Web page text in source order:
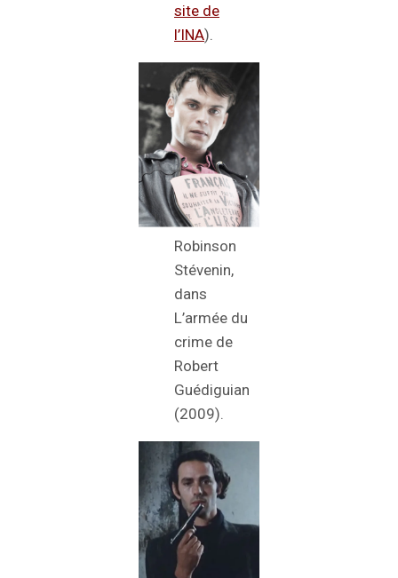
site de
l’INA).
Robinson
Stévenin,
dans
L’armée du
crime de
Robert
Guédiguian
(2009).